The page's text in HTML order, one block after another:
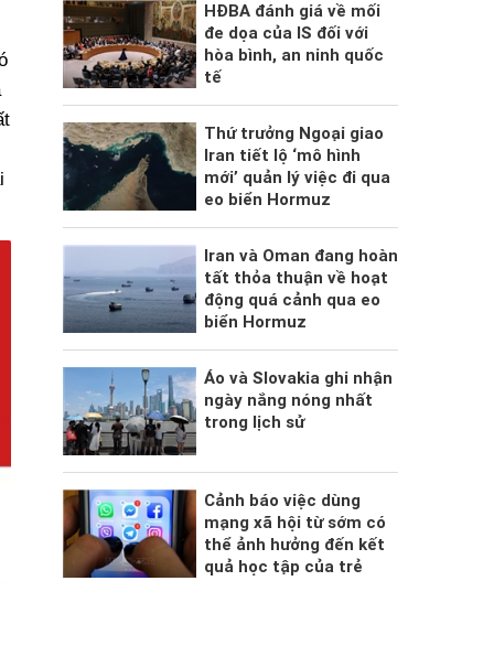
HĐBA đánh giá về mối
đe dọa của IS đối với
hòa bình, an ninh quốc
tế
Thứ trưởng Ngoại giao
Iran tiết lộ ‘mô hình
mới’ quản lý việc đi qua
eo biển Hormuz
Iran và Oman đang hoàn
tất thỏa thuận về hoạt
động quá cảnh qua eo
biển Hormuz
Áo và Slovakia ghi nhận
ngày nắng nóng nhất
trong lịch sử
Cảnh báo việc dùng
mạng xã hội từ sớm có
thể ảnh hưởng đến kết
quả học tập của trẻ